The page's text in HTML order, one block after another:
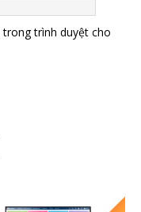
trình duyệt cho